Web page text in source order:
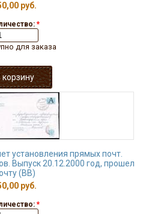
руб.
*
для заказа
установления прямых почт.
Выпуск 20.12.2000 год, прошел
(ВВ)
руб.
*